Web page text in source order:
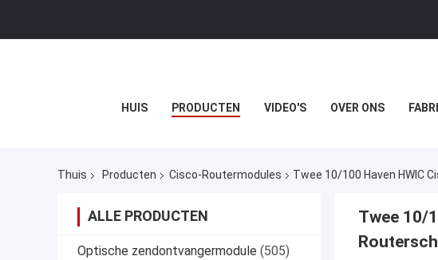
HUIS PRODUCTEN VIDEO'S OVER ONS
Thuis Producten Cisco-Routermodules Twee 10/100 Haven HWIC
ALLE PRODUCTEN
Optische zendontvangermodule (505)
Twee 10/